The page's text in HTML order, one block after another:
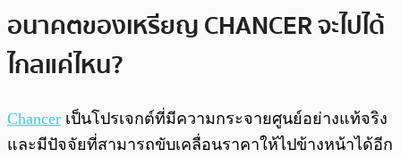
อนาคตของเหรียญ CHANCER จะไปได้
ไกลแค่ไหน?
Chancer เป็นโปรเจกต์ที่มีความกระจายศูนย์อย่างแท้จริง
และมีปัจจัยที่สามารถขับเคลื่อนราคาให้ไปข้างหน้าได้อีก